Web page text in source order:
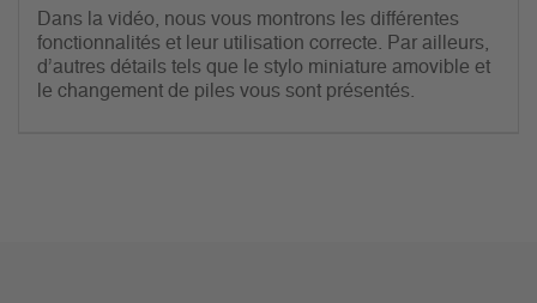
Dans la vidéo, nous vous montrons les différentes
fonctionnalités et leur utilisation correcte. Par ailleurs,
d’autres détails tels que le stylo miniature amovible et
le changement de piles vous sont présentés.